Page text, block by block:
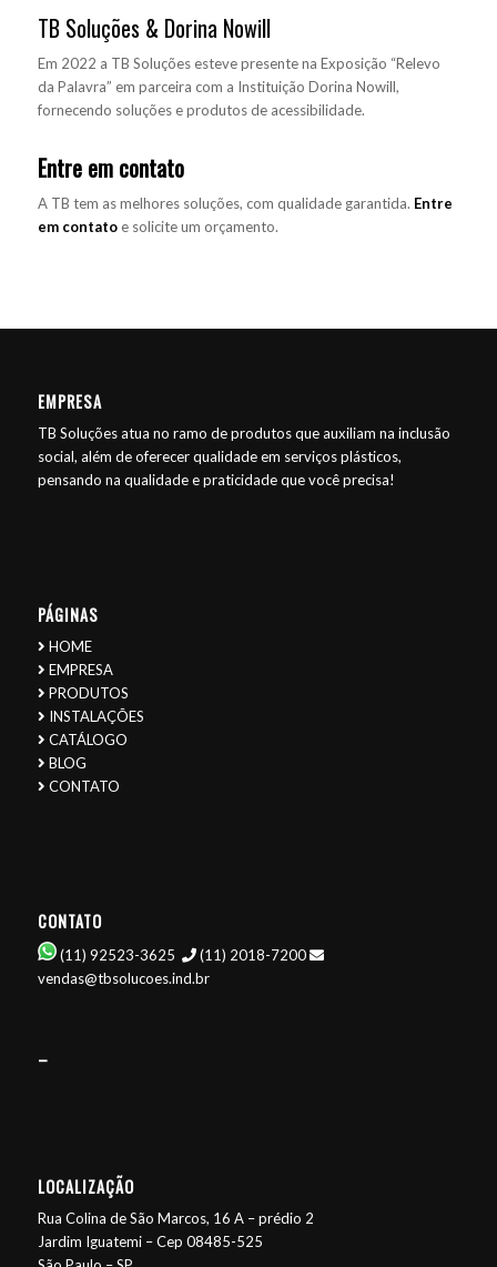
TB Soluções & Dorina Nowill
Em 2022 a TB Soluções esteve presente na Exposição “Relevo
da Palavra” em parceira com a Instituição Dorina Nowill,
fornecendo soluções e produtos de acessibilidade.
Entre em contato
A TB tem as melhores soluções, com qualidade garantida. Entre
em contatoe solicite um orçamento.
EMPRESA
TB Soluções atua no ramo de produtos que auxiliam na inclusão
social, além de oferecer qualidade em serviços plásticos,
pensando na qualidade e praticidade que você precisa!
PÁGINAS
HOME
EMPRESA
PRODUTOS
INSTALAÇÕES
CATÁLOGO
BLOG
CONTATO
CONTATO
(11) 92523-3625
(11) 2018-7200
vendas@tbsolucoes.ind.br
–
LOCALIZAÇÃO
Rua Colina de São Marcos, 16 A – prédio 2
Jardim Iguatemi – Cep 08485-525